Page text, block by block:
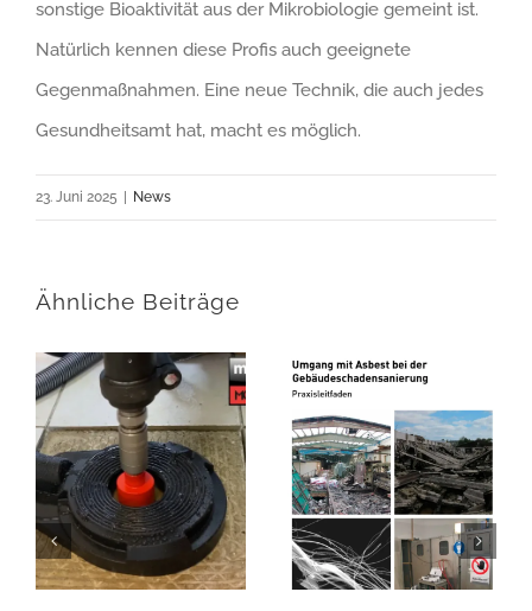
sonstige Bioaktivität aus der Mikrobiologie gemeint ist.
Natürlich kennen diese Profis auch geeignete
Gegenmaßnahmen. Eine neue Technik, die auch jedes
Gesundheitsamt hat, macht es möglich.
23. Juni 2025 News
Ähnliche Beiträge